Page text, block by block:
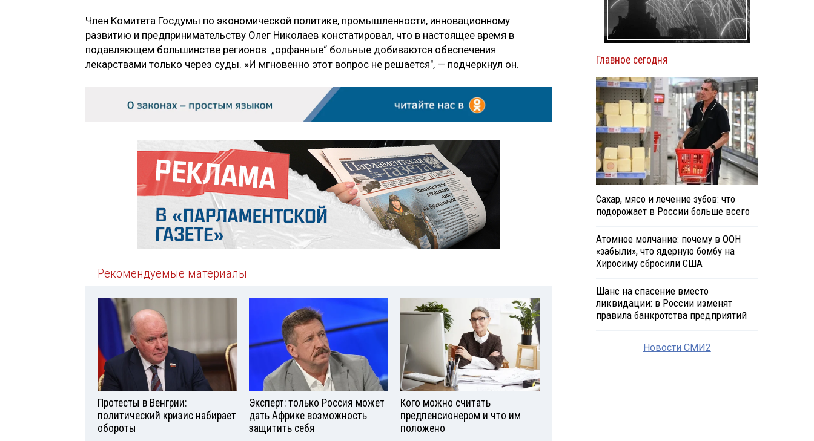
Член Комитета Госдумы по экономической политике, промышленности, инновационному
развитию и предпринимательству Олег Николаев констатировал, что в настоящее время в
подавляющем большинстве регионов „орфанные“ больные добиваются обеспечения
лекарствами только через суды. »И мгновенно этот вопрос не решается", — подчеркнул он.
Рекомендуемые материалы
Протесты в Венгрии:
политический кризис набирает
обороты
Эксперт: только Россия может
дать Африке возможность
защитить себя
Кого можно считать
предпенсионером и что им
положено
Главное сегодня
Сахар, мясо и лечение зубов: что
подорожает в России больше всего
Атомное молчание: почему в ООН
«забыли», что ядерную бомбу на
Хиросиму сбросили США
Шанс на спасение вместо
ликвидации: в России изменят
правила банкротства предприятий
Новости СМИ2